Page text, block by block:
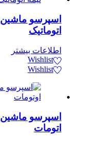
اتوماتیک
اطلاعات بیشتر
Wishlist
Wishlist
اتومات